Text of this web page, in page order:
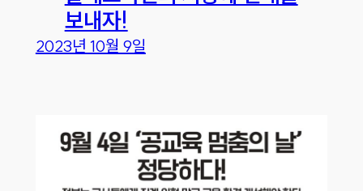
보내자!
2023년 10월 9일